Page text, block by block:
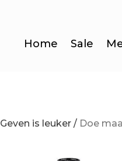
Home Sale
Geven is leuker / Doe